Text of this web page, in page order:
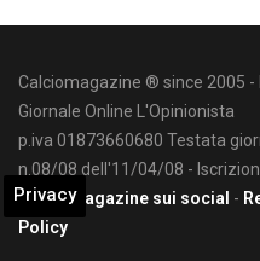
Calciomagazine ® since 2005 -
Giornale Online L'Opinionista
p.iva 01873660680 Testata
n.08/08 dell'11/04/08 -
Calciomagazine sui social -
Policy
Privacy